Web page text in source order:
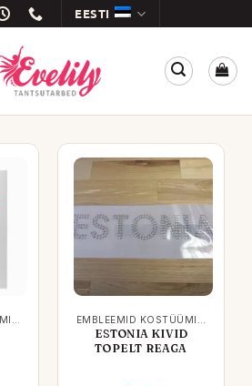
EESTI
EMBLEEMID KOSTÜÜMIDELE EMBLEEMID KOSTÜÜMIDELE
ESTONIA KIVID
TOPELT REAGA